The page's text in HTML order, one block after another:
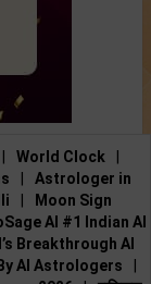
World Clock
Astrologer in
Moon Sign
AI #1 Indian AI
Breakthrough AI
AI Astrologers